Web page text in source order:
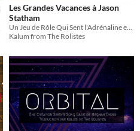
Les Grandes Vacances à Jason
Statham
Un Jeu de Rôle Qui Sent l'Adrénaline et la Lotion Solaire
Kalum from The Rolistes